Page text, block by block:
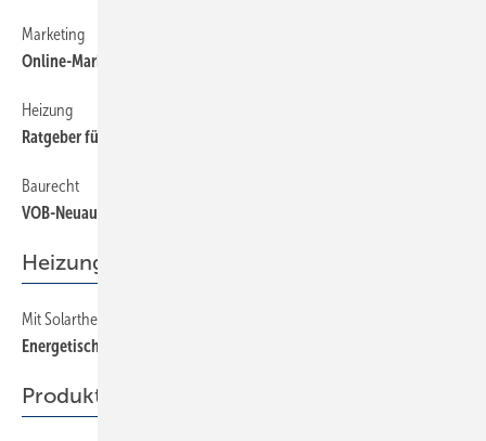
Marketing
Online-Marketing-Attacke
Heizung
Ratgeber für wasserführende Öfen
Baurecht
VOB-Neuauflage seit Mai im Handel
Heizung
Mit Solarthermie werden Liegenschaften wieder konkurrenzfähig
Energetische Fitnesskur für alte Gemäuer
Produkte